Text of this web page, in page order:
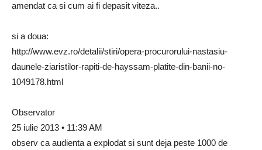
amendat ca si cum ai fi depasit viteza..
si a doua:
http://www.evz.ro/detalii/stiri/opera-procurorului-nastasiu-
daunele-ziaristilor-rapiti-de-hayssam-platite-din-banii-no-
1049178.html
Observator
25 iulie 2013 • 11:39 AM
observ ca audienta a explodat si sunt deja peste 1000 de